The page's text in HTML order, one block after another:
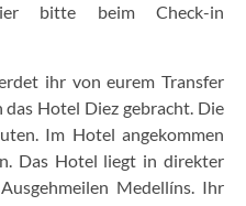
bitte beim Check-in
ihr von eurem Transfer
Hotel Diez gebracht. Die
Im Hotel angekommen
Das Hotel liegt in direkter
Medellíns. Ihr